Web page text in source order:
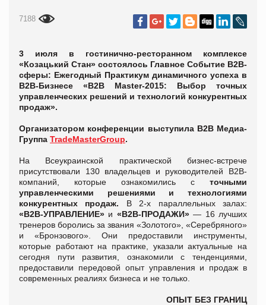
7188
3 июля в гостинично-ресторанном комплексе
«Козацький Стан» состоялось Главное Событие В2В-
сферы: Ежегодный Практикум динамичного успеха в
В2В-Бизнесе «B2B Master-2015: Выбор точных
управленческих решений и технологий конкурентных
продаж».
Организатором конференции выступила В2В Медиа-
Группа TradeMasterGroup.
На Всеукраинской практической бизнес-встрече
присутствовали 130 владельцев и руководителей В2В-
компаний, которые ознакомились с точными
управленческими решениями и технологиями
конкурентных продаж. В 2-х параллельных залах:
«В2В-УПРАВЛЕНИЕ» и «В2В-ПРОДАЖИ»— 16 лучших
тренеров боролись за звания «Золотого», «Серебряного»
и «Бронзового». Они предоставили инструменты,
которые работают на практике, указали актуальные на
сегодня пути развития, ознакомили с тенденциями,
предоставили передовой опыт управления и продаж в
современных реалиях бизнеса и не только.
ОПЫТ БЕЗ ГРАНИЦ